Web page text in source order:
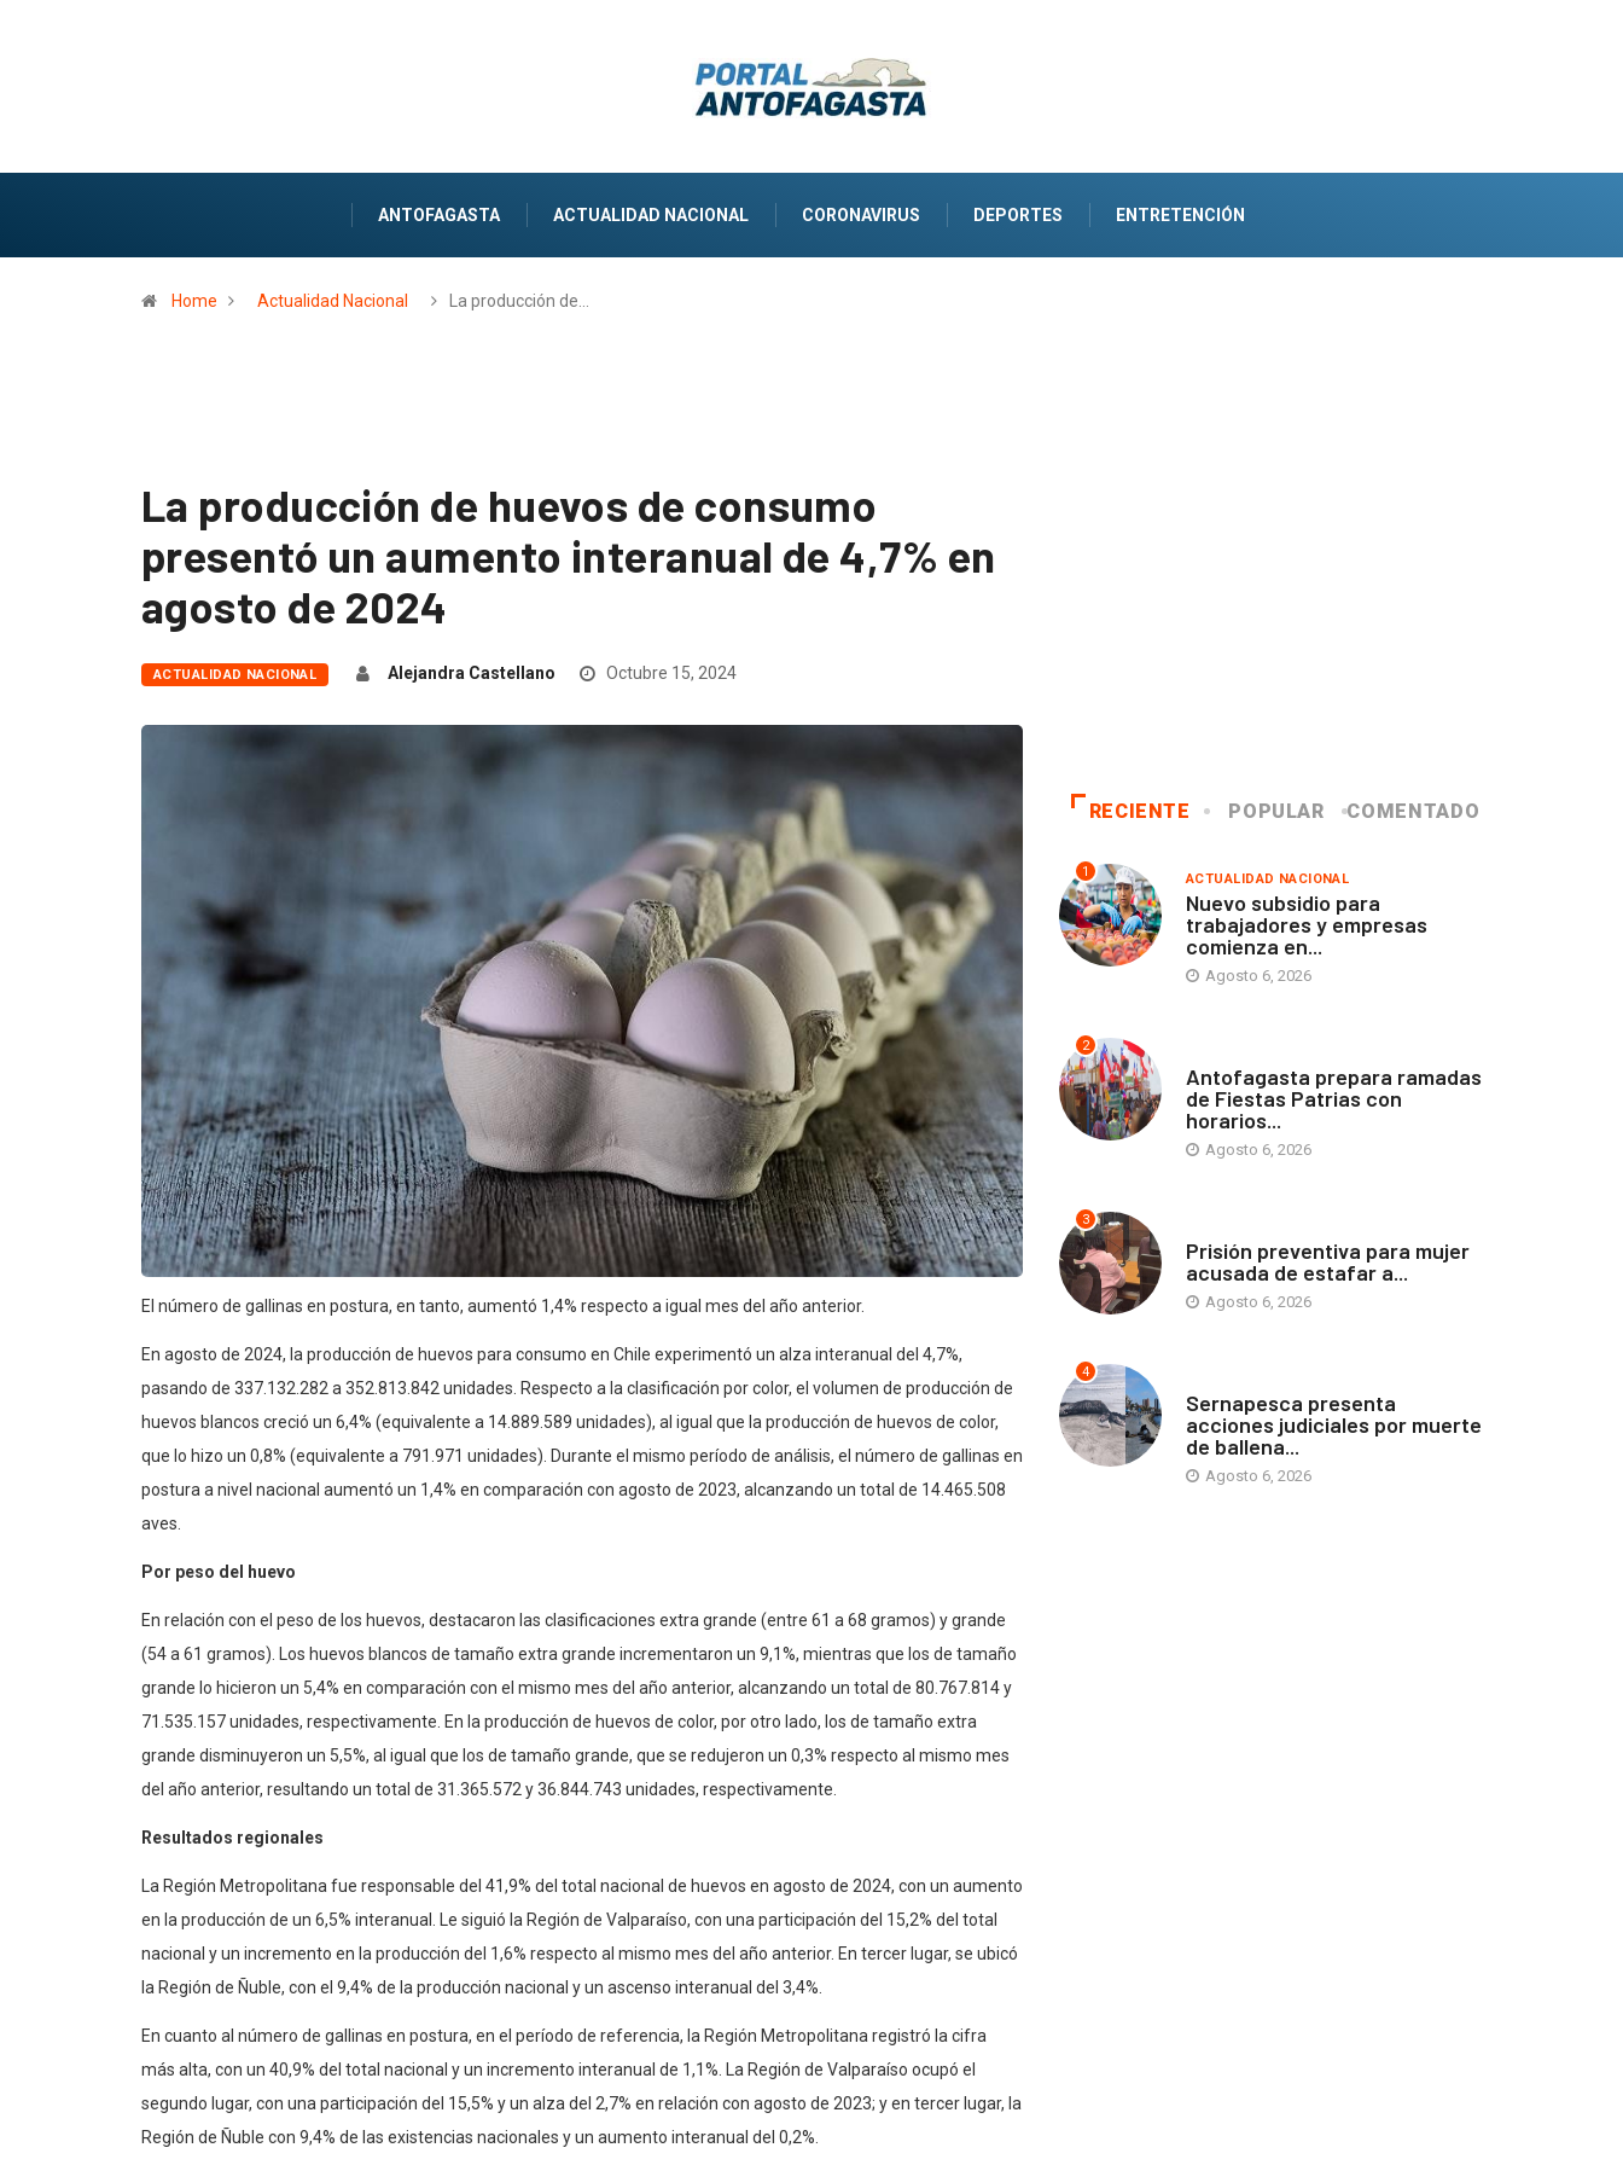
ANTOFAGASTA ACTUALIDAD NACIONAL CORONAVIRUS DEPORTES ENTRETENCIÓN
Home Actualidad Nacional La producción de…
La producción de huevos de consumo
presentó un aumento interanual de 4,7% en
agosto de 2024
ACTUALIDAD NACIONAL Alejandra Castellano Octubre 15, 2024
El número de gallinas en postura, en tanto, aumentó 1,4% respecto a igual mes del año anterior.
En agosto de 2024, la producción de huevos para consumo en Chile experimentó un alza interanual del 4,7%,
pasando de 337.132.282 a 352.813.842 unidades. Respecto a la clasificación por color, el volumen de producción de
huevos blancos creció un 6,4% (equivalente a 14.889.589 unidades), al igual que la producción de huevos de color,
que lo hizo un 0,8% (equivalente a 791.971 unidades). Durante el mismo período de análisis, el número de gallinas en
postura a nivel nacional aumentó un 1,4% en comparación con agosto de 2023, alcanzando un total de 14.465.508
aves.
Por peso del huevo
En relación con el peso de los huevos, destacaron las clasificaciones extra grande (entre 61 a 68 gramos) y grande
(54 a 61 gramos). Los huevos blancos de tamaño extra grande incrementaron un 9,1%, mientras que los de tamaño
grande lo hicieron un 5,4% en comparación con el mismo mes del año anterior, alcanzando un total de 80.767.814 y
71.535.157 unidades, respectivamente. En la producción de huevos de color, por otro lado, los de tamaño extra
grande disminuyeron un 5,5%, al igual que los de tamaño grande, que se redujeron un 0,3% respecto al mismo mes
del año anterior, resultando un total de 31.365.572 y 36.844.743 unidades, respectivamente.
Resultados regionales
La Región Metropolitana fue responsable del 41,9% del total nacional de huevos en agosto de 2024, con un aumento
en la producción de un 6,5% interanual. Le siguió la Región de Valparaíso, con una participación del 15,2% del total
nacional y un incremento en la producción del 1,6% respecto al mismo mes del año anterior. En tercer lugar, se ubicó
la Región de Ñuble, con el 9,4% de la producción nacional y un ascenso interanual del 3,4%.
En cuanto al número de gallinas en postura, en el período de referencia, la Región Metropolitana registró la cifra
más alta, con un 40,9% del total nacional y un incremento interanual de 1,1%. La Región de Valparaíso ocupó el
segundo lugar, con una participación del 15,5% y un alza del 2,7% en relación con agosto de 2023; y en tercer lugar, la
Región de Ñuble con 9,4% de las existencias nacionales y un aumento interanual del 0,2%.
RECIENTE POPULAR COMENTADO
1 ACTUALIDAD NACIONAL
Nuevo subsidio para
trabajadores y empresas
comienza en...
Agosto 6, 2026
2
Antofagasta prepara ramadas
de Fiestas Patrias con
horarios...
Agosto 6, 2026
3
Prisión preventiva para mujer
acusada de estafar a...
Agosto 6, 2026
4
Sernapesca presenta
acciones judiciales por muerte
de ballena...
Agosto 6, 2026